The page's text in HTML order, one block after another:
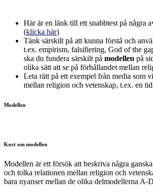
Här är en länk till ett snabbtest på några
(klicka här)
Tänk särskilt på att kunna förstå och
t.ex. empirism, falsifiering, God of the
ska du fundera särskilt på modellen på
olika sätt att se på förhållandet mellan
Leta rätt på ett exempel från media som
mellan religion och vetenskap, t.ex. en
Modellen
Kort om modellen
Modellen är ett försök att beskriva några
och tolka relationen mellan religion och
bara nyanser mellan de olika delmodellerna A-